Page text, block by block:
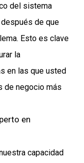
del sistema
de que
Esto es clave
la
en las que usted
de negocio más
en
capacidad